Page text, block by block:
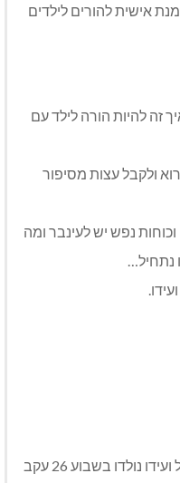
אישית להורים לילדים
זה להיות הורה לילד עם
ולקבל עצות מסיפור
נפש יש לעינבר ומה
נתחיל…
יעל ועידו נולדו בשבוע 26 עקב